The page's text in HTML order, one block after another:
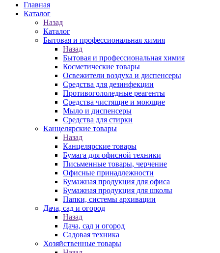
Главная
Каталог
Назад
Каталог
Бытовая и профессиональная химия
Назад
Бытовая и профессиональная химия
Косметические товары
Освежители воздуха и диспенсеры
Средства для дезинфекции
Противогололедные реагенты
Средства чистящие и моющие
Мыло и диспенсеры
Средства для стирки
Канцелярские товары
Назад
Канцелярские товары
Бумага для офисной техники
Письменные товары, черчение
Офисные принадлежности
Бумажная продукция для офиса
Бумажная продукция для школы
Папки, системы архивации
Дача, сад и огород
Назад
Дача, сад и огород
Садовая техника
Хозяйственные товары